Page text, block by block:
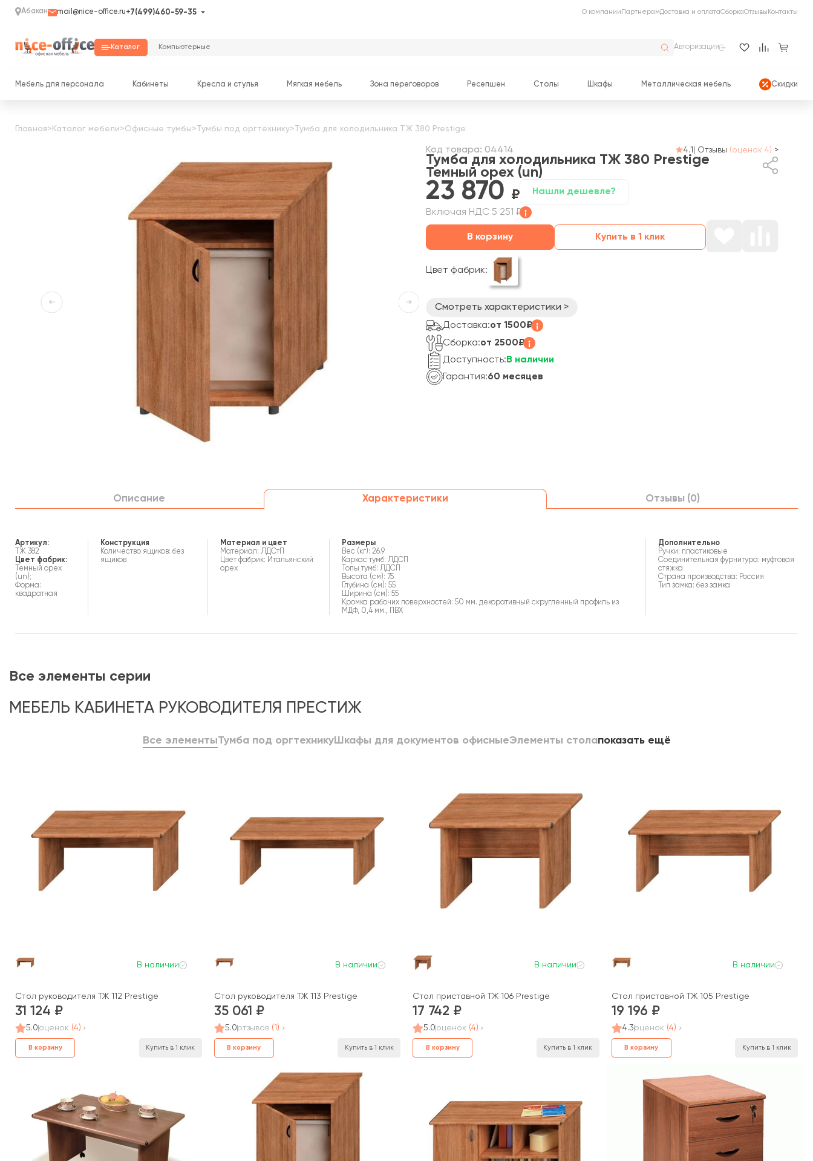
Абакан mail@nice-office.ru+7(499)460-59-35 О компании ПартнерамДоставка и оплатаСборкаОтзывы Контакты
Каталог Авторизация
Мебель для персонала Кабинеты Кресла и стулья Мягкая мебель Зона переговоров Ресепшен Столы Шкафы Металлическая мебель Скидки
Главная> Каталог мебели>Офисные тумбы>Тумбы под оргтехнику>Тумба для холодильника ТЖ 380 Prestige
Код товара: 04414 4.1 Отзывы (оценок 4) >
Тумба для холодильника ТЖ 380 Prestige
Темный орех (un)
23 870 Нашли дешевле?
Включая НДС 5 251 ₽
В корзину Купить в 1 клик
Цвет фабрик:
Смотреть характеристики >
Доставка:от 1500₽
Сборка:от 2500₽
Доступность: В наличии
Гарантия:60 месяцев
Описание Характеристики Отзывы (0)
Артикул:
ТЖ 382
Цвет фабрик:
Темный орех
(un);
Форма:
квадратная
Конструкция
Количество ящиков: без
ящиков
Материал и цвет
Материал: ЛДСтП
Цвет фабрик: Итальянский
орех
Размеры
Вес (кг): 26.9
Каркас тумб: ЛДСП
Топы тумб: ЛДСП
Высота (см): 75
Глубина (см): 55
Ширина (см): 55
Кромка рабочих поверхностей: 50 мм. декоративный скругленный профиль из
МДФ, 0,4 мм., ПВХ
Дополнительно
Ручки: пластиковые
Соединительная фурнитура: муфтовая
стяжка
Страна производства: Россия
Тип замка: без замка
Все элементы серии
МЕБЕЛЬ КАБИНЕТА РУКОВОДИТЕЛЯ ПРЕСТИЖ
Все элементыТумба под оргтехникуШкафы для документов офисныеЭлементы столапоказать ещё
В наличии
Стол руководителя ТЖ 112 Prestige
31 124
5.0оценок (4)
В корзину Купить в 1 клик
В наличии
Стол руководителя ТЖ 113 Prestige
35 061
5.0отзывов (1)
В корзину Купить в 1 клик
В наличии
Стол приставной ТЖ 106 Prestige
17 742
5.0оценок (4)
В корзину Купить в 1 клик
В наличии
Стол приставной ТЖ 105 Prestige
19 196
4.3оценок (4)
В корзину Купить в 1 клик